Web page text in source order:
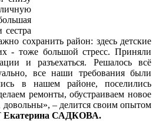
сохранить район: здесь детские
- тоже большой стресс. Приняли
и разъехаться. Решалось всё
все наши требования были
в нашем районе, поселились
ремонты, обустраиваем новое
– делится своим опытом
Екатерина САДКОВА.